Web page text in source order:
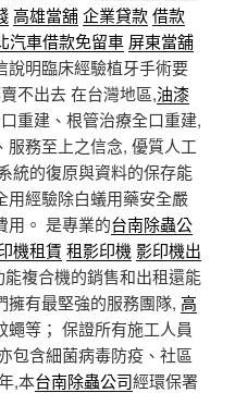
高雄當舖企業貸款借款
汽車借款免留車 屏東當舖
說明臨床經驗植牙手術要
不出去 在台灣地區,油漆
重建、根管治療全口重建,
服務至上之信念, 優質人工
統的復原與資料的保存能
用經驗除白蟻用藥安全嚴
用。 是專業的台南除蟲公
機租賃租影印機 影印機出
能複合機的銷售和出租還能
擁有最堅強的服務團隊, 高
等； 保證所有施工人員
包含細菌病毒防疫、社區
,本台南除蟲公司經環保署